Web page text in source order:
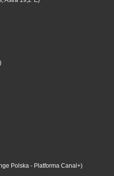
Polska - Platforma Canal+)